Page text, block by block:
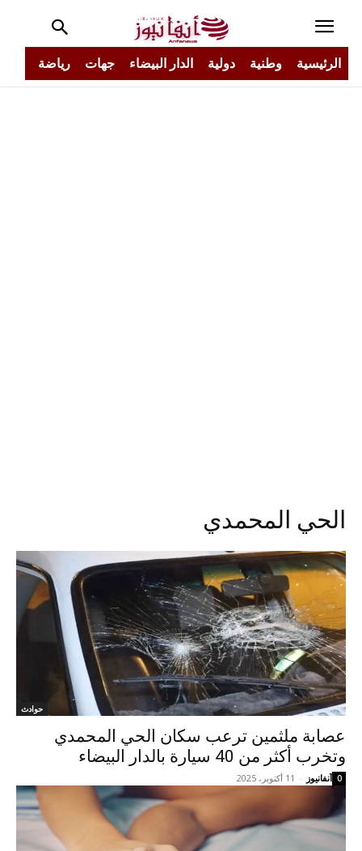
الرئيسية وطنية دولية الدار البيضاء جهات رياضة
الحي المحمدي
حوادث
عصابة ملثمين ترعب سكان الحي المحمدي
وتخرب أكثر من 40 سيارة بالدار البيضاء
آنفانيوز - 11 أكتوبر، 2025 0